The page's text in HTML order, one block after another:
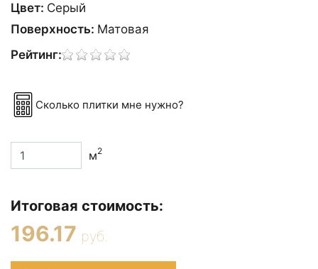
Цвет: Сeрый
Поверхность: Матовая
Рейтинг:
Сколько плитки мне нужно?
м2
Итоговая стоимость:
196.17 руб.